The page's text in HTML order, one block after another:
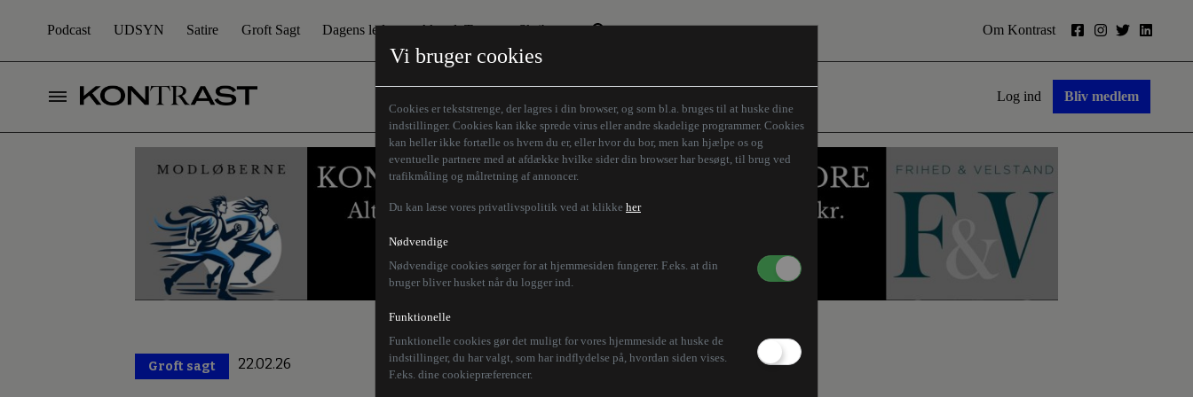
Vi bruger cookies
Cookies er tekststrenge, der lagres i din browser, og som bl.a. bruges til at huske dine
indstillinger. Cookies kan ikke sprede virus eller andre skadelige programmer. Cookies
kan heller ikke fortælle os hvem du er, eller hvor du bor, men kan hjælpe os og
eventuelle partnere med at afdække hvilke sider din browser har besøgt, til brug ved
trafikmåling og målretning af annoncer.
Du kan læse vores privatlivspolitik ved at klikke her
Nødvendige
Nødvendige cookies sørger for at hjemmesiden fungerer. F.eks. at din
bruger bliver husket når du logger ind.
Funktionelle
Funktionelle cookies gør det muligt for vores hjemmeside at huske de
indstillinger, du har valgt, som har indflydelse på, hvordan siden vises.
F.eks. dine cookiepræferencer.
Podcast UDSYN Satire Groft Sagt Dagens leder Aktuelt Tema
Den borgelige brille
Humaniora forfra
Store Danskere
Skribenter
Z-aksen
Om Kontrast
Log ind Bliv medlem
Groft sagt 22.02.26